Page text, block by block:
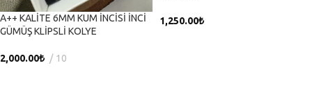
A++ KALİTE 6MM KUM İNCİSİ İNCİ
GÜMÜŞ KLİPSLİ KOLYE
2,000.00₺ 10
1,250.00₺